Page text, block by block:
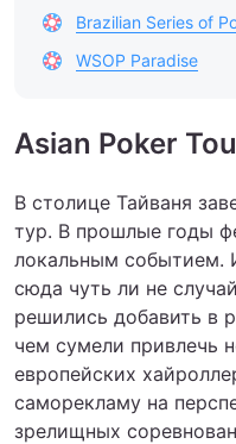
Brazilian Series of
WSOP Paradise
Asian Poker
В столице Тайваня
тур. В прошлые годы
локальным событием.
сюда чуть ли не
решились добавить в
чем сумели привлечь
европейских
саморекламу на
зрелищных